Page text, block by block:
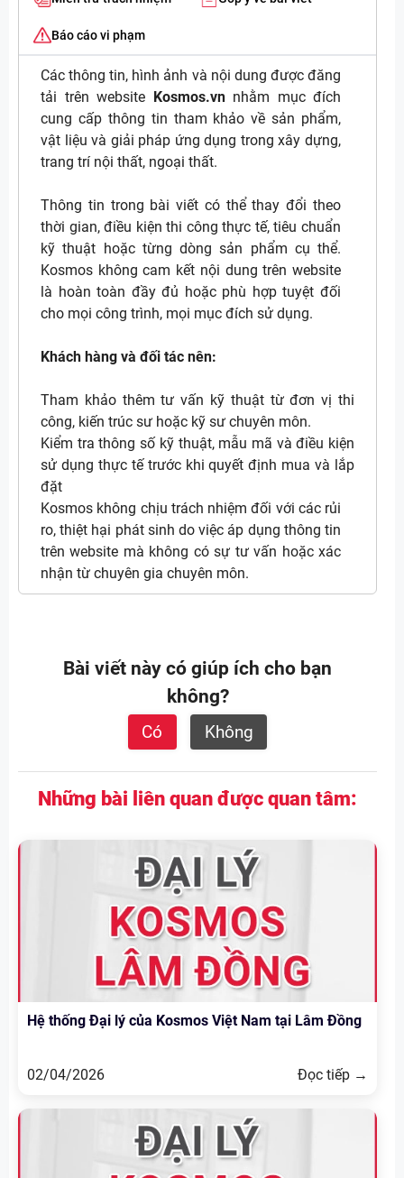
Báo cáo vi phạm
Các thông tin, hình ảnh và nội dung được đăng
tải trên website Kosmos.vnnhằm mục đích
cung cấp thông tin tham khảo về sản phẩm,
vật liệu và giải pháp ứng dụng trong xây dựng,
trang trí nội thất, ngoại thất.
Thông tin trong bài viết có thể thay đổi theo
thời gian, điều kiện thi công thực tế, tiêu chuẩn
kỹ thuật hoặc từng dòng sản phẩm cụ thể.
Kosmos không cam kết nội dung trên website
là hoàn toàn đầy đủ hoặc phù hợp tuyệt đối
cho mọi công trình, mọi mục đích sử dụng.
Khách hàng và đối tác nên:
Tham khảo thêm tư vấn kỹ thuật từ đơn vị thi
công, kiến trúc sư hoặc kỹ sư chuyên môn.
Kiểm tra thông số kỹ thuật, mẫu mã và điều kiện
sử dụng thực tế trước khi quyết định mua và lắp
đặt
Kosmos không chịu trách nhiệm đối với các rủi
ro, thiệt hại phát sinh do việc áp dụng thông tin
trên website mà không có sự tư vấn hoặc xác
nhận từ chuyên gia chuyên môn.
Bài viết này có giúp ích cho bạn
không?
Có Không
Những bài liên quan được quan tâm:
Hệ thống Đại lý của Kosmos Việt Nam tại Lâm Đồng
02/04/2026 Đọc tiếp →